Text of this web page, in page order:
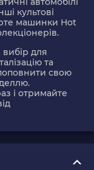
культові
машинки Hot
для
та
свою
і отримайте